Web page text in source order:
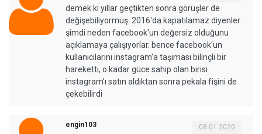
demek ki yıllar geçtikten sonra görüşler de
değişebiliyormuş. 2016'da kapatılamaz diyenler
şimdi neden facebook'un değersiz olduğunu
açıklamaya çalışıyorlar. bence facebook'un
kullanıcılarını instagram'a taşıması bilinçli bir
hareketti, o kadar güce sahip olan birisi
instagram'ı satın aldıktan sonra pekala fişini de
çekebilirdi
engin103 08.01.2020